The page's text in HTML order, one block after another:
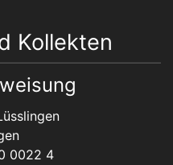
Kollekten
0022 4